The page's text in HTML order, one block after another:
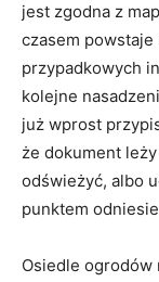
jest zgodna z
czasem powstaje
przypadkowych
kolejne
już wprost
że dokument
odświeżyć, albo
punktem
Osiedle ogrodów